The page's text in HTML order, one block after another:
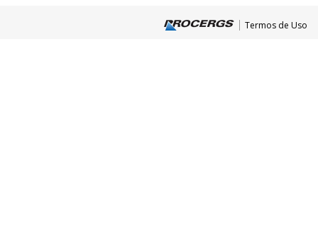
Termos de Uso